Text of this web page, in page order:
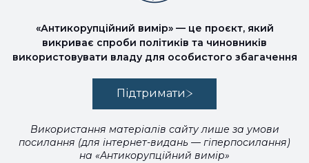
«Антикорупційний вимір» — це проєкт, який
викриває спроби політиків та чиновників
використовувати владу для особистого збагачення
Підтримати
Використання матеріалів сайту лише за умови
посилання (для інтернет-видань — гіперпосилання)
на «Антикорупційний вимір»